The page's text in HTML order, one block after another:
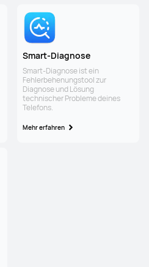
Smart-Diagnose
Smart-Diagnose ist ein
Fehlerbehenungstool zur
Diagnose und Lösung
technischer Probleme deines
Telefons.
Mehr erfahren